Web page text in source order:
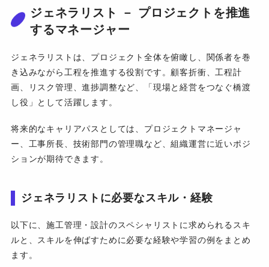
ジェネラリスト － プロジェクトを推進
するマネージャー
ジェネラリストは、プロジェクト全体を俯瞰し、関係者を巻
き込みながら工程を推進する役割です。顧客折衝、工程計
画、リスク管理、進捗調整など、「現場と経営をつなぐ橋渡
し役」として活躍します。
将来的なキャリアパスとしては、プロジェクトマネージャ
ー、工事所長、技術部門の管理職など、組織運営に近いポジ
ションが期待できます。
ジェネラリストに必要なスキル・経験
以下に、施工管理・設計のスペシャリストに求められるスキ
ルと、スキルを伸ばすために必要な経験や学習の例をまとめ
ます。